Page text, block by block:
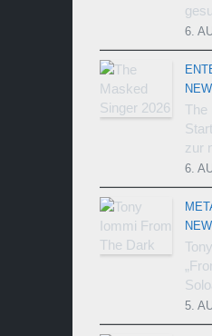
6.
The
zur
6.
5.